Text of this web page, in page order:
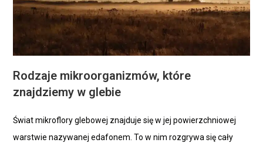
Rodzaje mikroorganizmów, które
znajdziemy w glebie
Świat mikroflory glebowej znajduje się w jej powierzchniowej
warstwie nazywanej edafonem. To w nim rozgrywa się cały